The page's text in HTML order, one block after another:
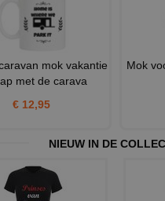
mok vakantie
met de carava
€ 12,95
Mok
NIEUW IN DE